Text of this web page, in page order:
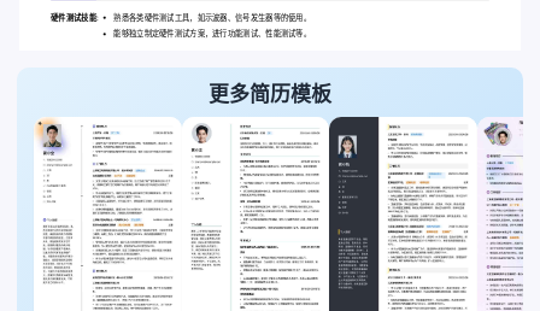
硬件测试技能:
熟悉各类硬件测试工具，如示波器、信号发生器等的使用。
能够独立制定硬件测试方案，进行功能测试、性能测试等。
更多简历模板